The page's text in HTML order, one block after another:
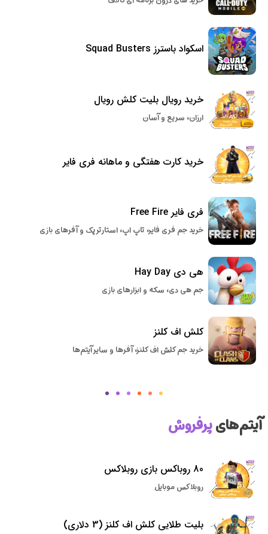
اسکواد باسترز Squad Busters
خرید رویال بلیت کلش رویال
ارزان، سریع و آسان
خرید کارت هفتگی و ماهانه فری فایر
فری فایر Free Fire
خرید جم فری فایر، تاپ اپ، استارتر پک و آفرهای بازی
هی دی Hay Day
جم هی دی، سکه و ابزارهای بازی
کلش اف کلنز
خرید جم کلش اف کلنز، آفرها و سایر آیتم‌ها
آیتم‌هایپرفروش
80 روباکس بازی روبلاکس
روبلاکس موبایل
بلیت طلایی کلش اف کلنز (3 دلاری)